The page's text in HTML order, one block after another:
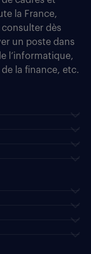
la France,
dès
un poste dans
l’informatique,
la finance, etc.